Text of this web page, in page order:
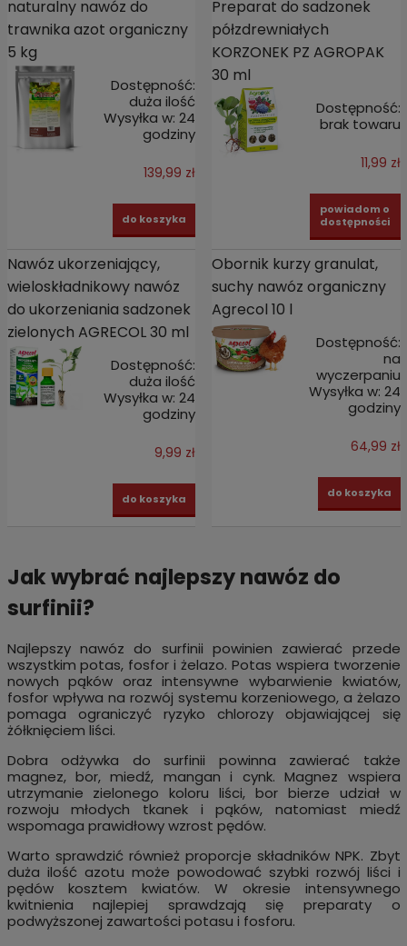
naturalny nawóz do
trawnika azot organiczny
5 kg
Dostępność:
duża ilość
Wysyłka w: 24
godziny
139,99 zł
do koszyka
Preparat do sadzonek
półzdrewniałych
KORZONEK PZ AGROPAK
30 ml
Dostępność:
brak towaru
11,99 zł
powiadom o
dostępności
Nawóz ukorzeniający,
wieloskładnikowy nawóz
do ukorzeniania sadzonek
zielonych AGRECOL 30 ml
Dostępność:
duża ilość
Wysyłka w: 24
godziny
9,99 zł
do koszyka
Obornik kurzy granulat,
suchy nawóz organiczny
Agrecol 10 l
Dostępność:
na
wyczerpaniu
Wysyłka w: 24
godziny
64,99 zł
do koszyka
Jak wybrać najlepszy nawóz do
surfinii?
Najlepszy nawóz do surfinii powinien zawierać przede
wszystkim potas, fosfor i żelazo. Potas wspiera tworzenie
nowych pąków oraz intensywne wybarwienie kwiatów,
fosfor wpływa na rozwój systemu korzeniowego, a żelazo
pomaga ograniczyć ryzyko chlorozy objawiającej się
żółknięciem liści.
Dobra odżywka do surfinii powinna zawierać także
magnez, bor, miedź, mangan i cynk. Magnez wspiera
utrzymanie zielonego koloru liści, bor bierze udział w
rozwoju młodych tkanek i pąków, natomiast miedź
wspomaga prawidłowy wzrost pędów.
Warto sprawdzić również proporcje składników NPK. Zbyt
duża ilość azotu może powodować szybki rozwój liści i
pędów kosztem kwiatów. W okresie intensywnego
kwitnienia najlepiej sprawdzają się preparaty o
podwyższonej zawartości potasu i fosforu.